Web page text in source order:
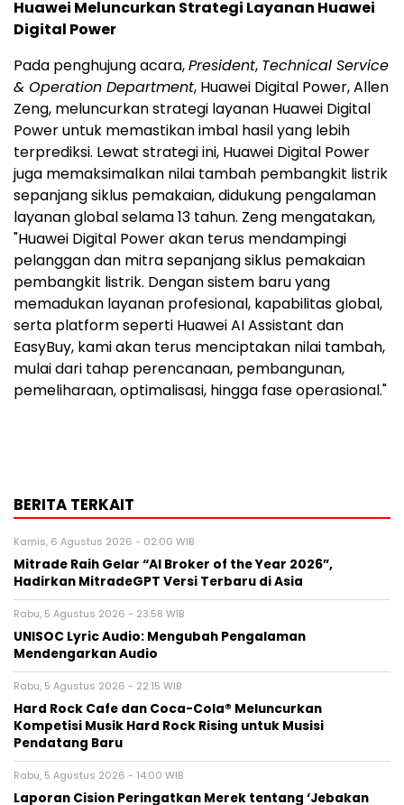
Huawei Meluncurkan Strategi Layanan Huawei
Digital Power
Pada penghujung acara,President, Technical Service
& Operation Department, Huawei Digital Power, Allen
Zeng, meluncurkan strategi layanan Huawei Digital
Power untuk memastikan imbal hasil yang lebih
terprediksi. Lewat strategi ini, Huawei Digital Power
juga memaksimalkan nilai tambah pembangkit listrik
sepanjang siklus pemakaian, didukung pengalaman
layanan global selama 13 tahun. Zeng mengatakan,
"Huawei Digital Power akan terus mendampingi
pelanggan dan mitra sepanjang siklus pemakaian
pembangkit listrik. Dengan sistem baru yang
memadukan layanan profesional, kapabilitas global,
serta platform seperti Huawei AI Assistant dan
EasyBuy, kami akan terus menciptakan nilai tambah,
mulai dari tahap perencanaan, pembangunan,
pemeliharaan, optimalisasi, hingga fase operasional."
BERITA TERKAIT
Kamis, 6 Agustus 2026 - 02:00 WIB
Mitrade Raih Gelar “AI Broker of the Year 2026”,
Hadirkan MitradeGPT Versi Terbaru di Asia
Rabu, 5 Agustus 2026 - 23:58 WIB
UNISOC Lyric Audio: Mengubah Pengalaman
Mendengarkan Audio
Rabu, 5 Agustus 2026 - 22:15 WIB
Hard Rock Cafe dan Coca-Cola® Meluncurkan
Kompetisi Musik Hard Rock Rising untuk Musisi
Pendatang Baru
Rabu, 5 Agustus 2026 - 14:00 WIB
Laporan Cision Peringatkan Merek tentang ‘Jebakan